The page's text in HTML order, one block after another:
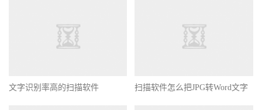
文字识别率高的扫描软件 扫描软件怎么把JPG转Word文字